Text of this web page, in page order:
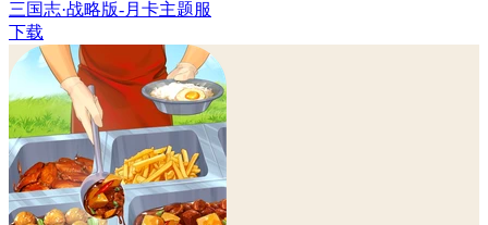
三国志·战略版-月卡主题服
下载